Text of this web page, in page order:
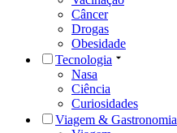
Câncer
Drogas
Obesidade
Tecnologia
Nasa
Ciência
Curiosidades
Viagem & Gastronomia